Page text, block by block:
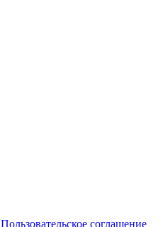
Пользовательское соглашение